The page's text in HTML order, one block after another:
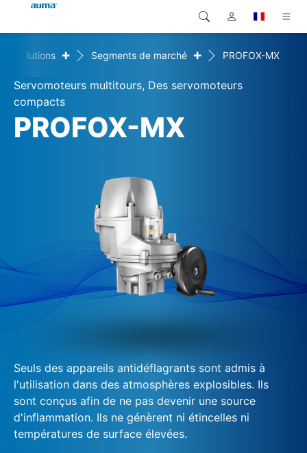
Produits
Solutions
Téléchargements
Global
Europe
Asie et Océanie
Amérique du Nord
Recherche
Solutions + Segments de marché + PROFOX-MX
Servomoteurs multitours, Des servomoteurs
compacts
PROFOX-MX
Seuls des appareils antidéflagrants sont admis à
l'utilisation dans des atmosphères explosibles. Ils
sont conçus afin de ne pas devenir une source
d'inflammation. Ils ne génèrent ni étincelles ni
températures de surface élevées.